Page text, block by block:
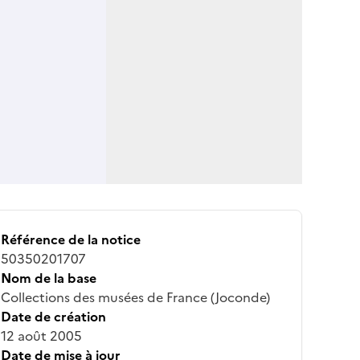
Référence de la notice
50350201707
Nom de la base
Collections des musées de France (Joconde)
Date de création
12 août 2005
Date de mise à jour